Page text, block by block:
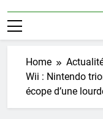
Home
Wii : Nintendo
écope d’une